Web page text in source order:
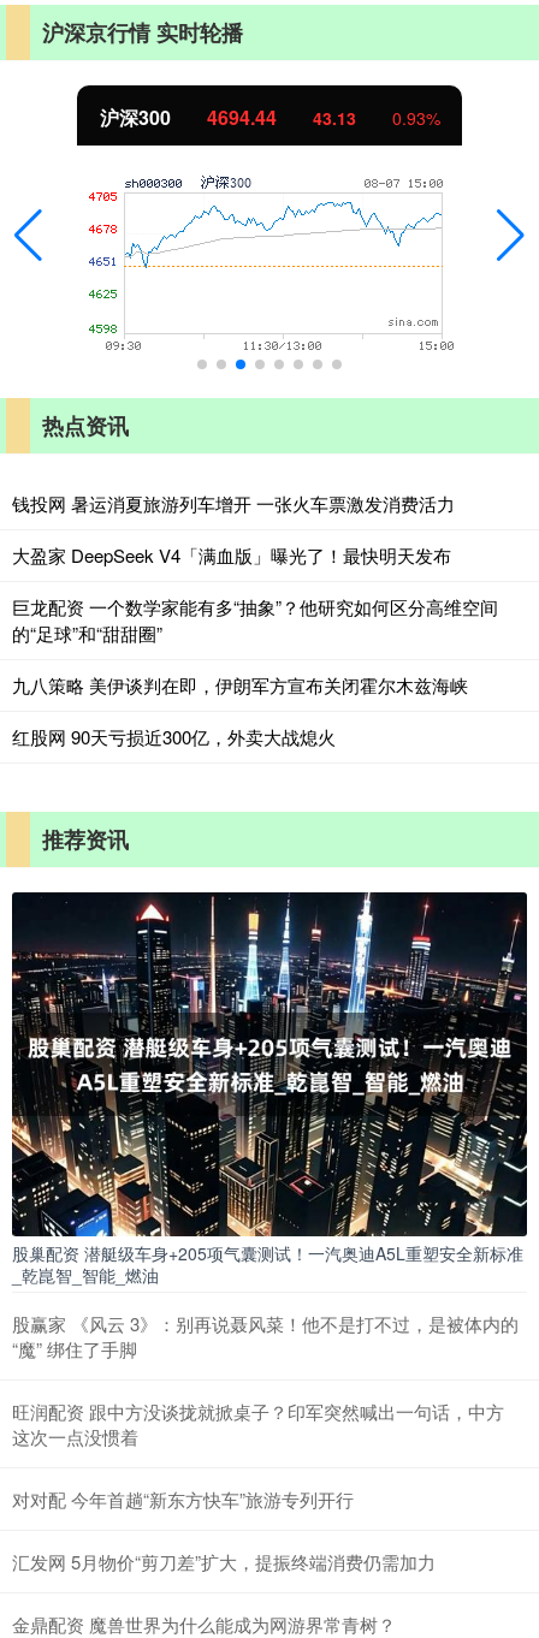
沪深京行情 实时轮播
沪深300 4694.44 43.13 0.93%
热点资讯
钱投网 暑运消夏旅游列车增开 一张火车票激发消费活力
大盈家 DeepSeek V4「满血版」曝光了！最快明天发布
巨龙配资 一个数学家能有多“抽象”？他研究如何区分高维空间
的“足球”和“甜甜圈”
九八策略 美伊谈判在即，伊朗军方宣布关闭霍尔木兹海峡
红股网 90天亏损近300亿，外卖大战熄火
推荐资讯
股巢配资 潜艇级车身+205项气囊测试！一汽奥迪A5L重塑安全新标准
_乾崑智_智能_燃油
股赢家 《风云 3》：别再说聂风菜！他不是打不过，是被体内的
“魔” 绑住了手脚
旺润配资 跟中方没谈拢就掀桌子？印军突然喊出一句话，中方
这次一点没惯着
对对配 今年首趟“新东方快车”旅游专列开行
汇发网 5月物价“剪刀差”扩大，提振终端消费仍需加力
金鼎配资 魔兽世界为什么能成为网游界常青树？